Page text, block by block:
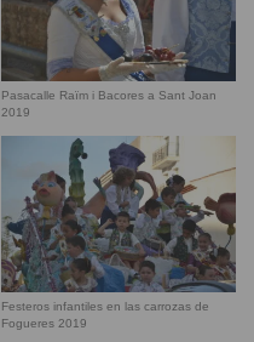
Pasacalle Raïm i Bacores a Sant Joan
2019
Festeros infantiles en las carrozas de
Fogueres 2019